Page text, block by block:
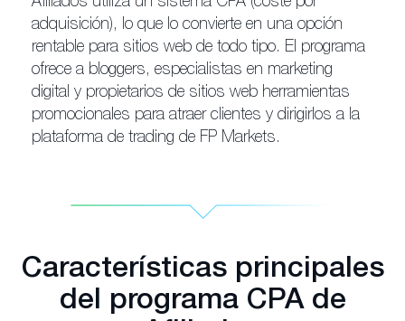
adquisición), lo que lo convierte en una opción
rentable para sitios web de todo tipo. El programa
ofrece a bloggers, especialistas en marketing
digital y propietarios de sitios web herramientas
promocionales para atraer clientes y dirigirlos a la
plataforma de trading de FP Markets.
Características principales
del programa CPA de